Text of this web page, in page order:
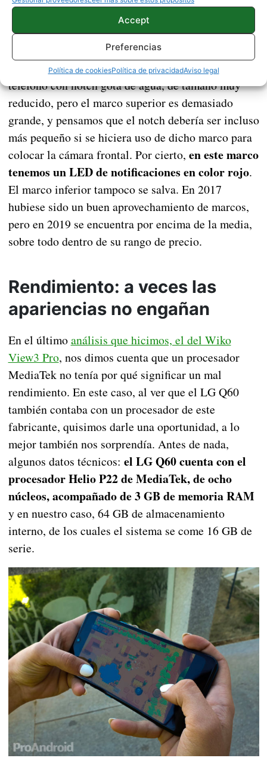
Accept
Preferencias
Política de cookiesPolítica de privacidadAviso legal
Otra de las cosas que no nos han gustado de esta
pantalla, son sus marcos. Estamos frente a un
teléfono con notch gota de agua, de tamaño muy
reducido, pero el marco superior es demasiado
grande, y pensamos que el notch debería ser incluso
más pequeño si se hiciera uso de dicho marco para
colocar la cámara frontal. Por cierto, en este marco
tenemos un LED de notificaciones en color rojo.
El marco inferior tampoco se salva. En 2017
hubiese sido un buen aprovechamiento de marcos,
pero en 2019 se encuentra por encima de la media,
sobre todo dentro de su rango de precio.
Rendimiento: a veces las
apariencias no engañan
En el últimoanálisis que hicimos, el del Wiko
View3 Pro, nos dimos cuenta que un procesador
MediaTek no tenía por qué significar un mal
rendimiento. En este caso, al ver que el LG Q60
también contaba con un procesador de este
fabricante, quisimos darle una oportunidad, a lo
mejor también nos sorprendía. Antes de nada,
algunos datos técnicos: el LG Q60 cuenta con el
procesador Helio P22 de MediaTek, de ocho
núcleos, acompañado de 3 GB de memoria RAM
y en nuestro caso, 64 GB de almacenamiento
interno, de los cuales el sistema se come 16 GB de
serie.